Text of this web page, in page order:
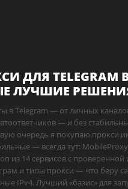
ДЛЯ TELEGRAM
ЛУЧШИЕ
в Telegram — от личных
— и без
очередь я покупаю прокси
— всегда тут:
из 14 сервисов с
и типы прокси — что беру
IPv4. Лучший «базис» для